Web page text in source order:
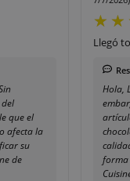
que el
afecta la
su
de
Llegó
Hola,
forma